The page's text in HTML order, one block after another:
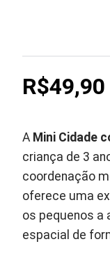
R$49,90
A Mini Cidade
criança de 3
coordenação
oferece uma
os pequenos a
espacial de